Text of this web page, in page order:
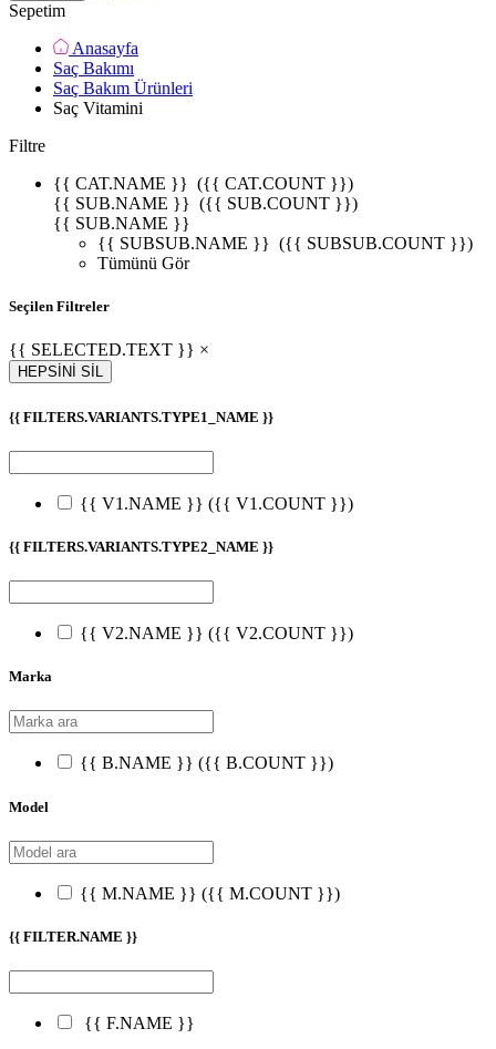
Sepetim
Anasayfa
Saç Bakımı
Saç Bakım Ürünleri
Saç Vitamini
Filtre
{{ CAT.NAME }} ({{ CAT.COUNT }})
{{ SUB.NAME }} ({{ SUB.COUNT }})
{{ SUB.NAME }}
{{ SUBSUB.NAME }} ({{ SUBSUB.COUNT }})
Tümünü Gör
Seçilen Filtreler
{{ SELECTED.TEXT }} ×
HEPSİNİ SİL
{{ FILTERS.VARIANTS.TYPE1_NAME }}
{{ V1.NAME }} ({{ V1.COUNT }})
{{ FILTERS.VARIANTS.TYPE2_NAME }}
{{ V2.NAME }} ({{ V2.COUNT }})
Marka
{{ B.NAME }} ({{ B.COUNT }})
Model
{{ M.NAME }} ({{ M.COUNT }})
{{ FILTER.NAME }}
{{ F.NAME }}